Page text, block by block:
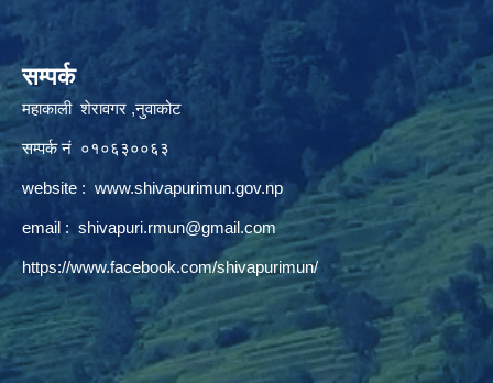
सम्पर्क
महाकाली शेरावगर ,नुवाकोट
सम्पर्क नं ०१०६३००६३
website : www.shivapurimun.gov.np
email : shivapuri.rmun@gmail.com
https://www.facebook.com/shivapurimun/